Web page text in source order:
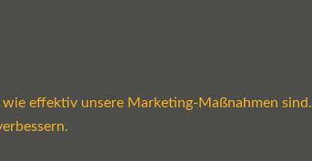
effektiv unsere Marketing-Maßnahmen sind.